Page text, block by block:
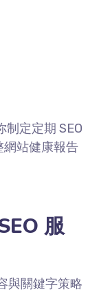
制定定期 SEO
網站健康報告
服
與關鍵字策略